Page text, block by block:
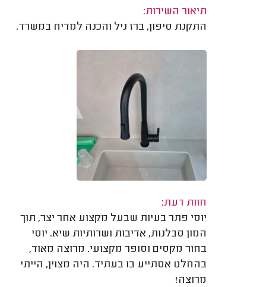
תיאור השירות:
התקנת סיפון, ברז ניל והכנה למדיח במשרד.
חוות דעת:
יוסי פתר בעיות שבעל מקצוע אחר יצר, תוך
המון סבלנות, אדיבות ושרותיות שיא. יוסי
בחור מקסים וסופר מקצועי. מרוצה מאוד,
בהחלט אסתייע בו בעתיד. היה מצוין, הייתי
מרוצה!